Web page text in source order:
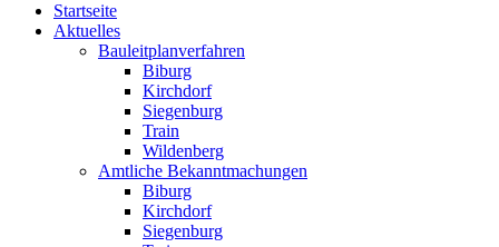
Startseite
Aktuelles
Bauleitplanverfahren
Biburg
Kirchdorf
Siegenburg
Train
Wildenberg
Amtliche Bekanntmachungen
Biburg
Kirchdorf
Siegenburg